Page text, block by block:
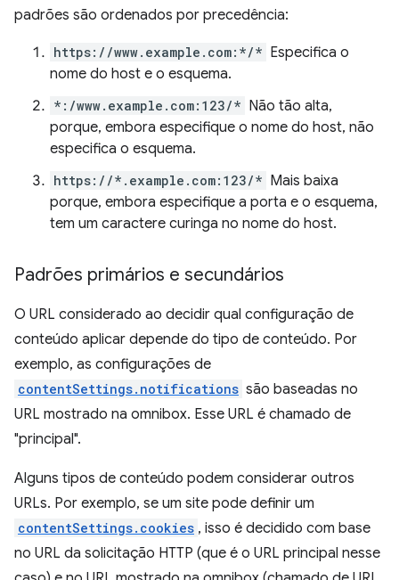
padrões são ordenados por precedência:
https://www.example.com:*/* Especifica o
nome do host e o esquema.
*:/www.example.com:123/* Não tão alta,
porque, embora especifique o nome do host, não
especifica o esquema.
https://*.example.com:123/* Mais baixa
porque, embora especifique a porta e o esquema,
tem um caractere curinga no nome do host.
Padrões primários e secundários
O URL considerado ao decidir qual configuração de
conteúdo aplicar depende do tipo de conteúdo. Por
exemplo, as configurações de
contentSettings.notifications são baseadas no
URL mostrado na omnibox. Esse URL é chamado de
"principal".
Alguns tipos de conteúdo podem considerar outros
URLs. Por exemplo, se um site pode definir um
contentSettings.cookies , isso é decidido com base
no URL da solicitação HTTP (que é o URL principal nesse